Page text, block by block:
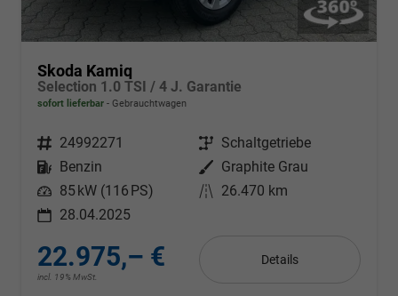
Skoda Kamiq
Selection 1.0 TSI / 4 J. Garantie
sofort lieferbar Gebrauchtwagen
Fahrzeugnr. 24992271 Getriebe Schaltgetriebe
Kraftstoff
Benzin Außenfarbe Graphite Grau
Leistung 85 kW (116 PS) Kilometerstand 26.470 km
28.04.2025
22.975,– €
incl. 19% MwSt.
Details